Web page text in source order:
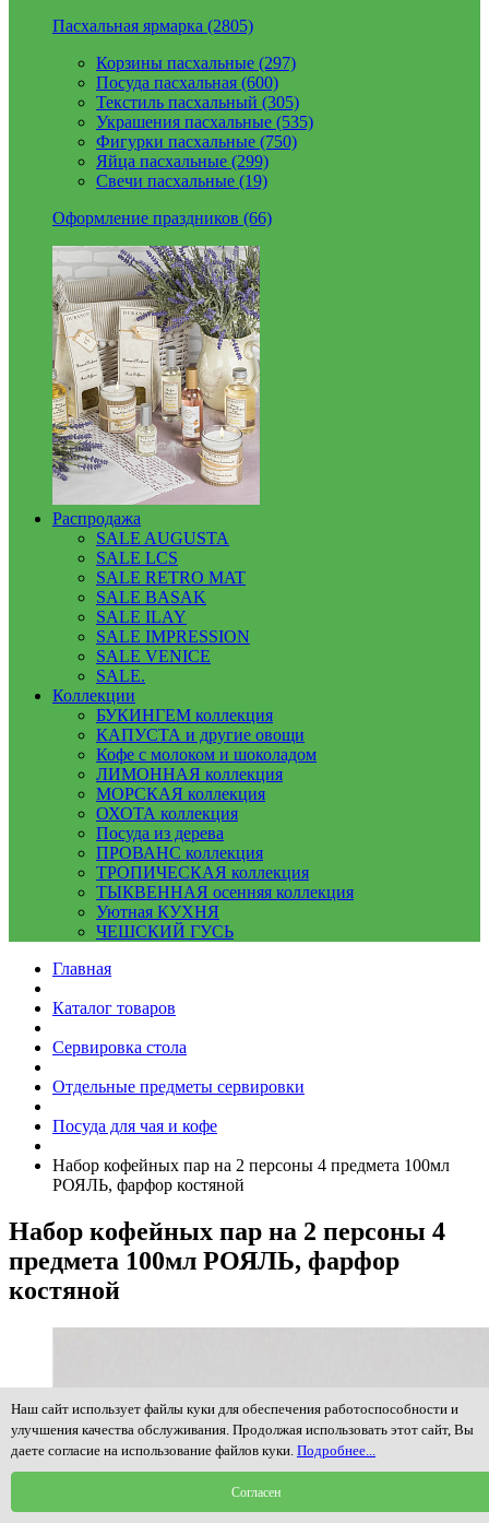
Пасхальная ярмарка (2805)
Корзины пасхальные (297)
Посуда пасхальная (600)
Текстиль пасхальный (305)
Украшения пасхальные (535)
Фигурки пасхальные (750)
Яйца пасхальные (299)
Свечи пасхальные (19)
Оформление праздников (66)
Распродажа
SALE AUGUSTA
SALE LCS
SALE RETRO MAT
SALE BASAK
SALE ILAY
SALE IMPRESSION
SALE VENICE
SALE.
Коллекции
БУКИНГЕМ коллекция
КАПУСТА и другие овощи
Кофе с молоком и шоколадом
ЛИМОННАЯ коллекция
МОРСКАЯ коллекция
ОХОТА коллекция
Посуда из дерева
ПРОВАНС коллекция
ТРОПИЧЕСКАЯ коллекция
ТЫКВЕННАЯ осенняя коллекция
Уютная КУХНЯ
ЧЕШСКИЙ ГУСЬ
Главная
Каталог товаров
Сервировка стола
Отдельные предметы сервировки
Посуда для чая и кофе
Набор кофейных пар на 2 персоны 4 предмета 100мл
РОЯЛЬ, фарфор костяной
Набор кофейных пар на 2 персоны 4
предмета 100мл РОЯЛЬ, фарфор
костяной
Наш сайт использует файлы куки для обеспечения работоспособности и
улучшения качества обслуживания. Продолжая использовать этот сайт, Вы
даете согласие на использование файлов куки. Подробнее...
Согласен